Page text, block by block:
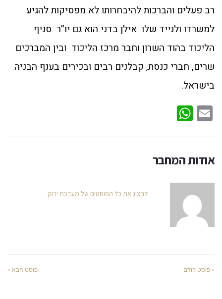
רב פעלים והברכות להיבחרותו לא מפסיקות להגיע
למשרדו ולנייד שלו אילן בדני הוא גם יו”ר סניף
הליכוד בהוד השרון וחבר מרכז הליכוד ובין המברכים
שרים, חברי כנסת, קבלנים רבים ובכירים בענף הבניה
בישראל.
Email
אודות המחבר
להציג את כל הפוסטים של מערכת ירוק
« פוסט קודם פוסט הבא »